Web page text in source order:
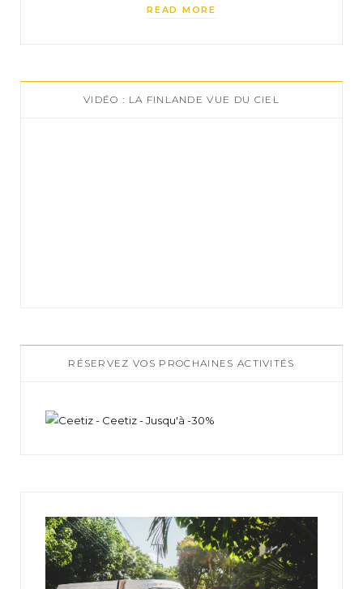
READ MORE
VIDÉO : LA FINLANDE VUE DU CIEL
RÉSERVEZ VOS PROCHAINES ACTIVITÉS